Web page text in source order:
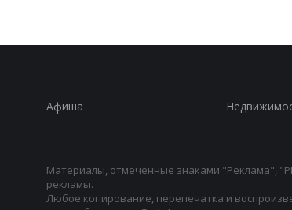
Афиша
Материалы, отмеченные знаками "Реклама",
рекламы.
Любое копирование, перепечатка и